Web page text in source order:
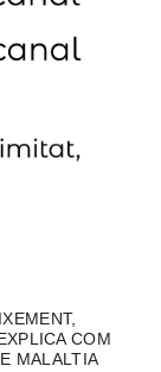
COM
MALALTIA